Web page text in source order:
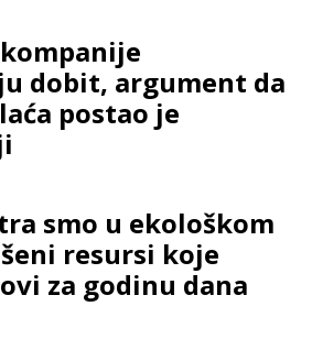
dobit, argument da
postao je
smo u ekološkom
resursi koje
za godinu dana